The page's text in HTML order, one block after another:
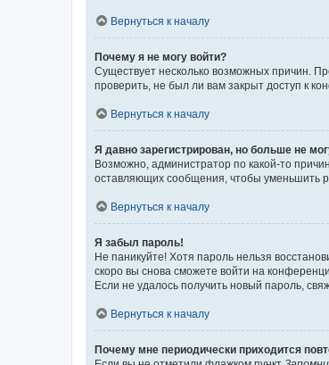
Вернуться к началу
Почему я не могу войти?
Существует несколько возможных причин.
проверить, не был ли вам закрыт доступ к
Вернуться к началу
Я давно зарегистрирован, но больше не
Возможно, администратор по какой-то
оставляющих сообщения, чтобы уменьшить
Вернуться к началу
Я забыл пароль!
Не паникуйте! Хотя пароль нельзя
скоро вы снова сможете войти на
Если не удалось получить новый пароль,
Вернуться к началу
Почему мне периодически приходится